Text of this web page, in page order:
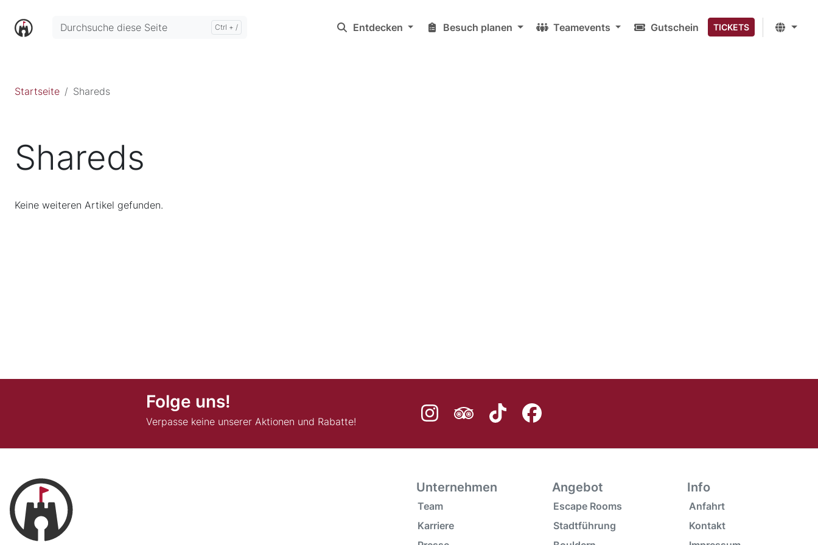
Entdecken Besuch planen Teamevents Gutschein TICKETS
Startseite Shareds
Shareds
Keine weiteren Artikel gefunden.
Folge uns!
Verpasse keine unserer Aktionen und Rabatte!
Unternehmen
Team
Karriere
Angebot
Escape Rooms
Stadtführung
Info
Anfahrt
Kontakt